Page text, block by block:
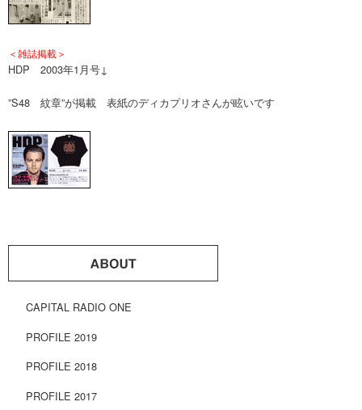
＜雑誌掲載＞
HDP 2003年1月号↓
”S48 紋章”が掲載 表紙のディカプリオさんが眩いです
CAPITAL RADIO ONE
PROFILE 2019
PROFILE 2018
PROFILE 2017